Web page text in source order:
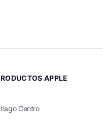
APPLE
Centro